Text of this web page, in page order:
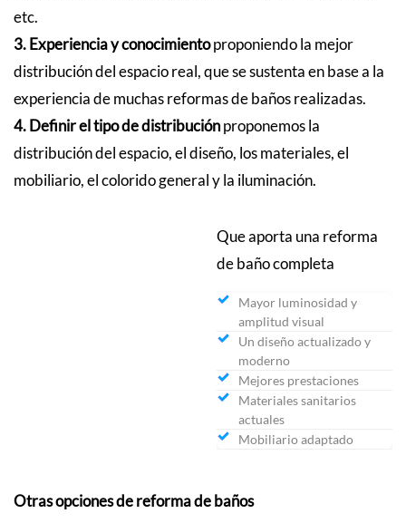
etc.
3. Experiencia y conocimientoproponiendo la mejor
distribución del espacio real, que se sustenta en base a la
experiencia de muchas reformas de baños realizadas.
4. Definir el tipo de distribuciónproponemos la
distribución del espacio, el diseño, los materiales, el
mobiliario, el colorido general y la iluminación.
Que aporta una reforma
de baño completa
Mayor luminosidad y
amplitud visual
Un diseño actualizado y
moderno
Mejores prestaciones
Materiales sanitarios
actuales
Mobiliario adaptado
Otras opciones de reforma de baños